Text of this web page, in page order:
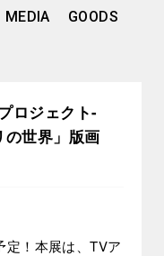
MEDIA
GOODS
ロジェクト-
の世界」版画
定！本展は、TVア